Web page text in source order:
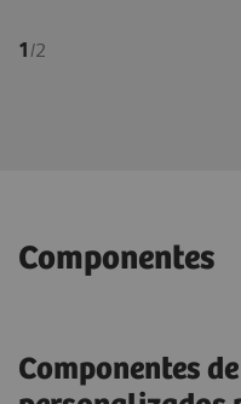
1 /2
Soluciones de
1/2
Componentes
Componentes